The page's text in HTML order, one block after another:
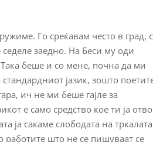
Го среќавам често в град,
заедно. На Беси му оди
беше и со мене, почна да ми
јазик, зошто
ич не ми беше гајле за
е само средство кое ти ја
ја сакаме слободата на
работите што не се пишуваат се